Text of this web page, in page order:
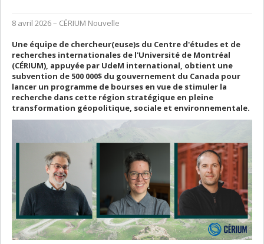
8 avril 2026– CÉRIUM Nouvelle
Une équipe de chercheur(euse)s du Centre d'études et de
recherches internationales de l'Université de Montréal
(CÉRIUM), appuyée par UdeM international, obtient une
subvention de 500 000$ du gouvernement du Canada pour
lancer un programme de bourses en vue de stimuler la
recherche dans cette région stratégique en pleine
transformation géopolitique, sociale et environnementale.